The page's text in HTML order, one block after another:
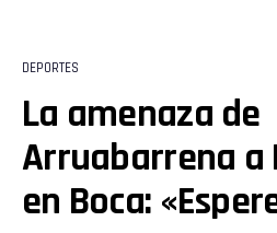
DEPORTES
La amenaza de
Arruabarrena a
en Boca: